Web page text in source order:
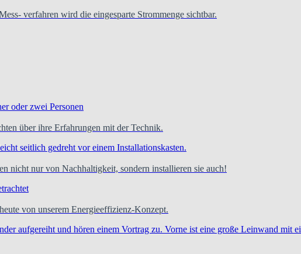
verfahren wird die eingesparte Strommenge sichtbar.
über ihre Erfahrungen mit der Technik.
nicht nur von Nachhaltigkeit, sondern installieren sie auch!
von unserem Energieeffizienz-Konzept.